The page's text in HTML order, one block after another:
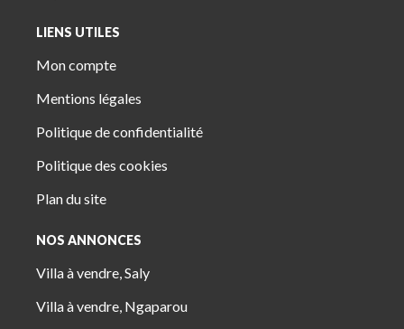
LIENS UTILES
Mon compte
Mentions légales
Politique de confidentialité
Politique des cookies
Plan du site
NOS ANNONCES
Villa à vendre, Saly
Villa à vendre, Ngaparou